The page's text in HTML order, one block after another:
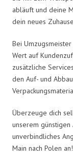
abläuft und deine
dein neues
Bei
Wert auf
zusätzliche
den Auf- und
Überzeuge dich
unserem
unverbindliches
Main nach Polen an!